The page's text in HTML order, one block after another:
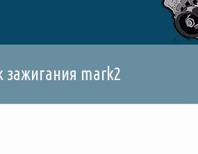
зажигания mark2